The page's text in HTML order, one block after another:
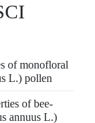
of monofloral
L.) pollen
of bee-
annuus L.)